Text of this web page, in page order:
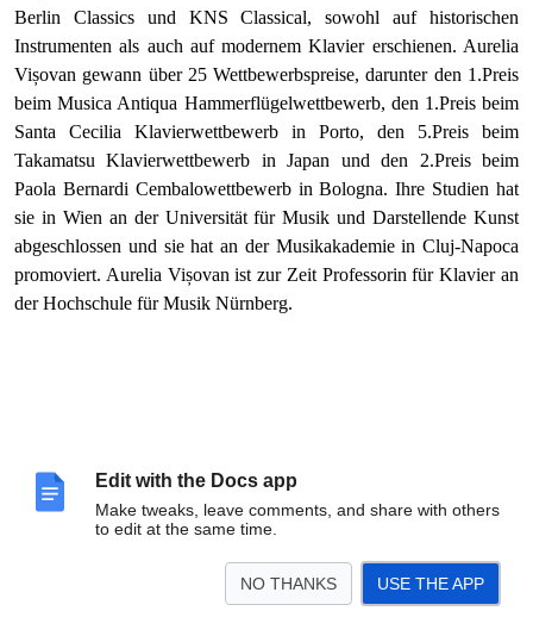
Edit with the Docs app
Make tweaks, leave comments, and share with others
to edit at the same time.
NO THANKS USE THE APP
Berlin Classics und KNS Classical, sowohl auf historischen
Instrumenten als auch auf modernem Klavier erschienen. Aurelia
Vișovan gewann über 25 Wettbewerbspreise, darunter den 1.Preis
beim Musica Antiqua Hammerflügelwettbewerb, den 1.Preis beim
Santa Cecilia Klavierwettbewerb in Porto, den 5.Preis beim
Takamatsu Klavierwettbewerb in Japan und den 2.Preis beim
Paola Bernardi Cembalowettbewerb in Bologna. Ihre Studien hat
sie in Wien an der Universität für Musik und Darstellende Kunst
abgeschlossen und sie hat an der Musikakademie in Cluj-Napoca
promoviert. Aurelia Vișovan ist zur Zeit Professorin für Klavier an
der Hochschule für Musik Nürnberg.